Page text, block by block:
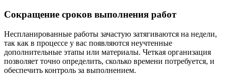
Сокращение сроков выполнения работ
Неспланированные работы зачастую затягиваются на недели,
так как в процессе у вас появляются неучтенные
дополнительные этапы или материалы. Четкая организация
позволяет точно определить, сколько времени потребуется, и
обеспечить контроль за выполнением.